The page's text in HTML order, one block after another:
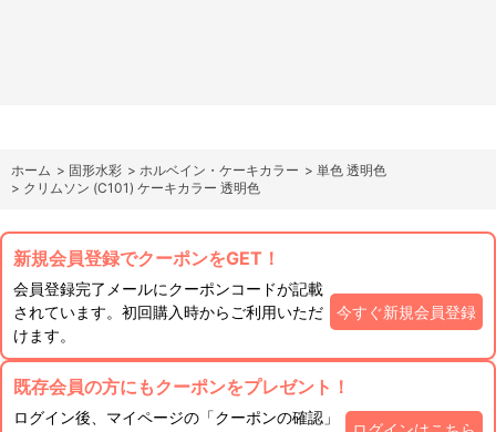
ホーム > 固形水彩 > ホルベイン・ケーキカラー > 単色 透明色
> クリムソン (C101) ケーキカラー 透明色
新規会員登録でクーポンをGET！
会員登録完了メールにクーポンコードが記載
されています。初回購入時からご利用いただ
けます。
今すぐ新規会員登録
既存会員の方にもクーポンをプレゼント！
ログイン後、マイページの「クーポンの確認」